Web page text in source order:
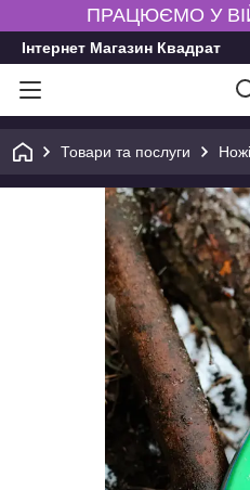
ПРАЦЮЄМО У
Інтернет Магазин Квадрат
Товари та послуги Ножі